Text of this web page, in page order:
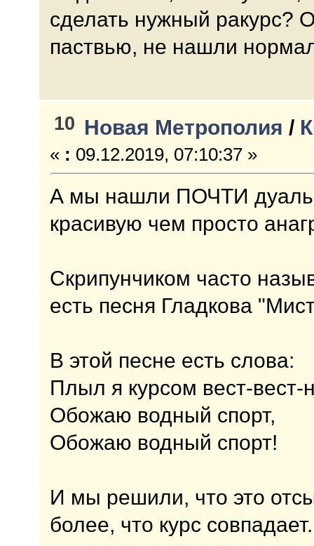
сделать нужный ракурс?
паствью, не нашли
10 Новая Метрополия /
« : 09.12.2019, 07:10:37 »
А мы нашли ПОЧТИ
красивую чем просто
Скрипунчиком часто
есть песня Гладкова
В этой песне есть слова:
Плыл я курсом вест-вест-
Обожаю водный спорт,
Обожаю водный спорт!
И мы решили, что это
более, что курс